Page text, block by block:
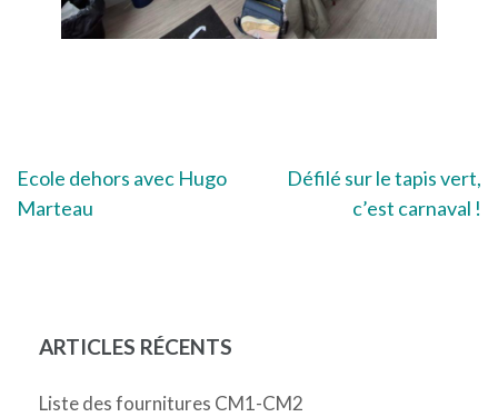
Navigation
Ecole dehors avec Hugo
Marteau
Défilé sur le tapis vert,
c’est carnaval !
ARTICLES RÉCENTS
Liste des fournitures CM1-CM2